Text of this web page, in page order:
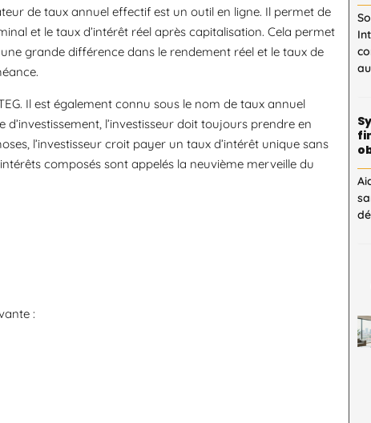
de taux annuel effectif est un outil en ligne. Il permet de
et le taux d’intérêt réel après capitalisation. Cela permet
grande différence dans le rendement réel et le taux de
Il est également connu sous le nom de taux annuel
l’investisseur doit toujours prendre en
l’investisseur croit payer un taux d’intérêt unique sans
composés sont appelés la neuvième merveille du
: